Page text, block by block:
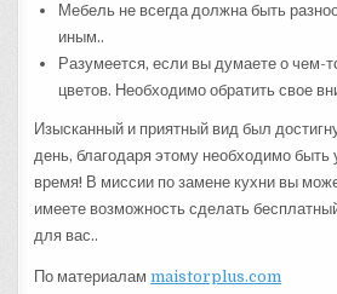
Мебель не всегда должна быть
иным..
Разумеется, если вы думаете о чем-
цветов. Необходимо обратить свое
Изысканный и приятный вид был
день, благодаря этому необходимо быть
время! В миссии по замене кухни вы
имеете возможность сделать
для вас..
По материаламmaistorplus.com